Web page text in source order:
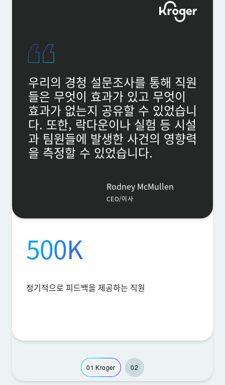
우리의 경청 설문조사를 통해 직원
들은 무엇이 효과가 있고 무엇이
효과가 없는지 공유할 수 있었습니
다. 또한, 락다운이나 실험 등 시설
과 팀원들에 발생한 사건의 영향력
을 측정할 수 있었습니다.
Rodney McMullen
CEO/이사
500K
정기적으로 피드백을 제공하는 직원
01 Kroger 02